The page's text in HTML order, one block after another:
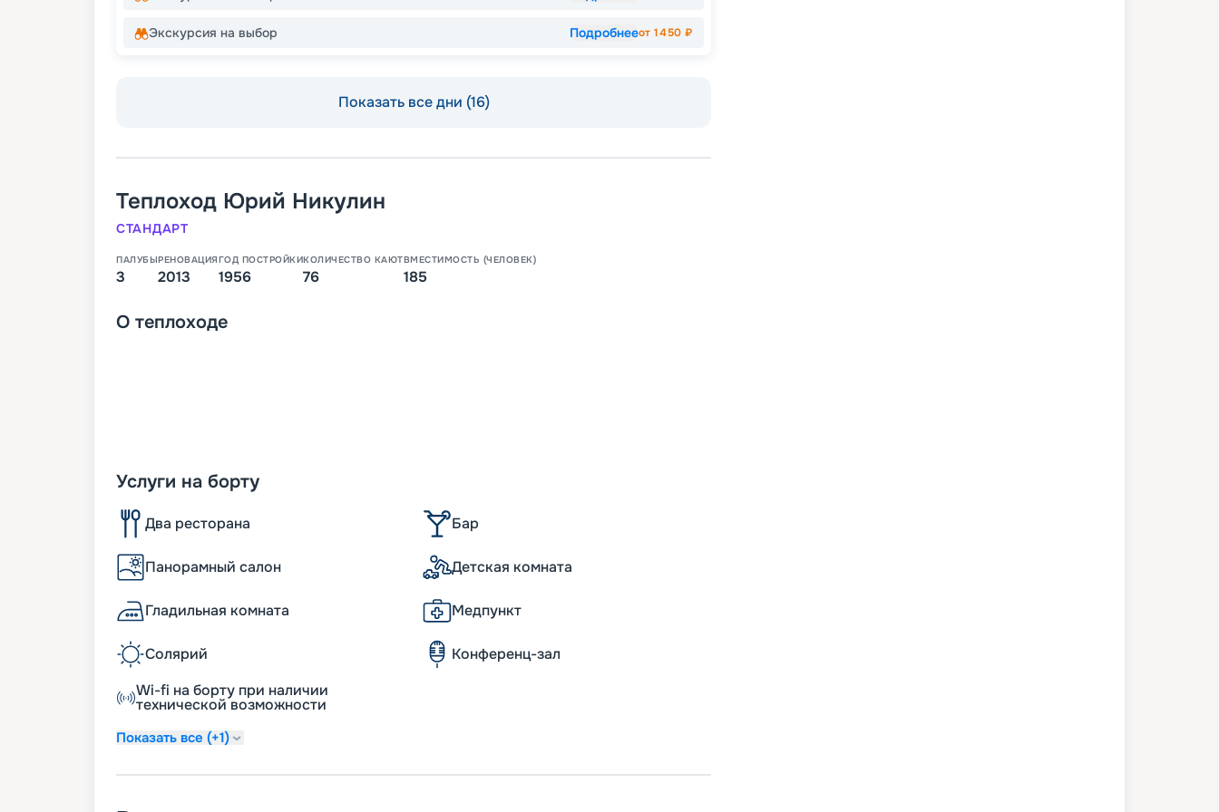
Экскурсия на выбор Подробнееот1450 ₽
Показать все дни (16)
Теплоход Юрий Никулин
СТАНДАРТ
ПАЛУБЫ
3
РЕНОВАЦИЯ
2013
ГОД ПОСТРОЙКИ
1956
КОЛИЧЕСТВО КАЮТ
76
ВМЕСТИМОСТЬ (ЧЕЛОВЕК)
185
О теплоходе
Услуги на борту
Два ресторана Бар
Панорамный салон Детская комната
Гладильная комната Медпункт
Солярий
Конференц-зал
Wi-fi на борту при наличии
технической возможности
Показать все (+1)